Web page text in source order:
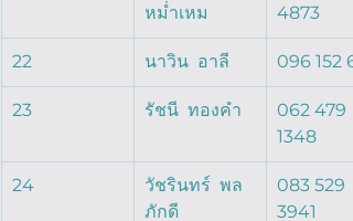
หม่ำเหม
4873
22 นาวิน  อาลี 096 152
23 รัชนี  ทองคำ
062 479
1348
24
วัชรินทร์  พล
ภักดี
083 529
3941